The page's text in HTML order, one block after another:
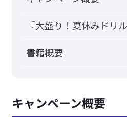
『大盛り！夏休みドリ
書籍概要
キャンペーン概要